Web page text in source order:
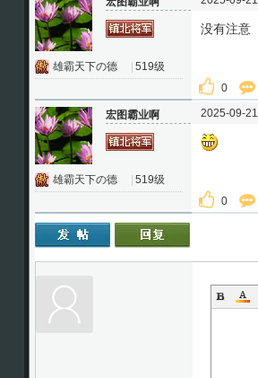
雄霸天下の德 519级
没有注意
0
宏图霸业啊
雄霸天下の德 519级
2025-09-21
0